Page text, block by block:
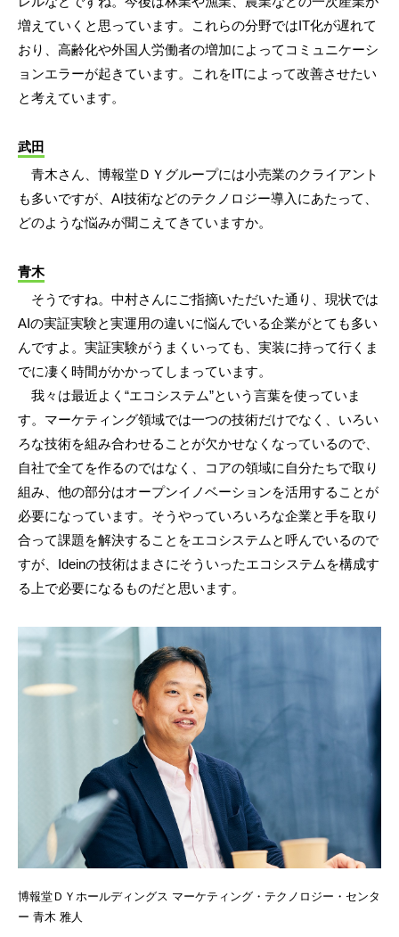
増えていくと思っています。これらの分野ではIT化が遅れて
おり、高齢化や外国人労働者の増加によってコミュニケーシ
ョンエラーが起きています。これをITによって改善させたい
と考えています。
武田
青木さん、博報堂ＤＹグループには小売業のクライアント
も多いですが、AI技術などのテクノロジー導入にあたって、
どのような悩みが聞こえてきていますか。
青木
そうですね。中村さんにご指摘いただいた通り、現状では
AIの実証実験と実運用の違いに悩んでいる企業がとても多い
んですよ。実証実験がうまくいっても、実装に持って行くま
でに凄く時間がかかってしまっています。
我々は最近よく“エコシステム”という言葉を使っていま
す。マーケティング領域では一つの技術だけでなく、いろい
ろな技術を組み合わせることが欠かせなくなっているので、
自社で全てを作るのではなく、コアの領域に自分たちで取り
組み、他の部分はオープンイノベーションを活用することが
必要になっています。そうやっていろいろな企業と手を取り
合って課題を解決することをエコシステムと呼んでいるので
すが、Ideinの技術はまさにそういったエコシステムを構成す
る上で必要になるものだと思います。
博報堂ＤＹホールディングス マーケティング・テクノロジー・センタ
ー 青木 雅人